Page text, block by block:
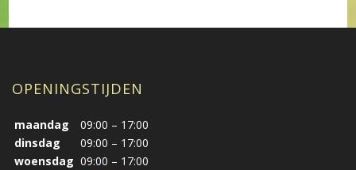
OPENINGSTIJDEN
maandag
09:00 – 17:00
dinsdag
09:00 – 17:00
woensdag 09:00 – 17:00